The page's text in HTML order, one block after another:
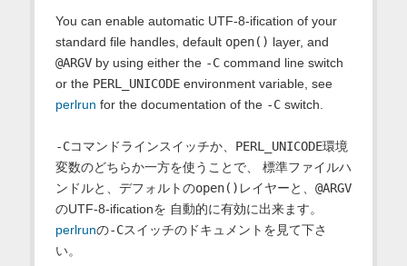
You can enable automatic UTF-8-ification of your
standard file handles, default open() layer, and
@ARGVby using either the -Ccommand line switch
or the PERL_UNICODEenvironment variable, see
perlrun for the documentation of the -Cswitch.
-Cコマンドラインスイッチか、 PERL_UNICODE環境
変数のどちらか一方を使うことで、 標準ファイルハ
ンドルと、デフォルトのopen() レイヤーと、 @ARGV
のUTF-8-ificationを 自動的に有効に出来ます。
perlrunの-Cスイッチのドキュメントを見て下さ
い。